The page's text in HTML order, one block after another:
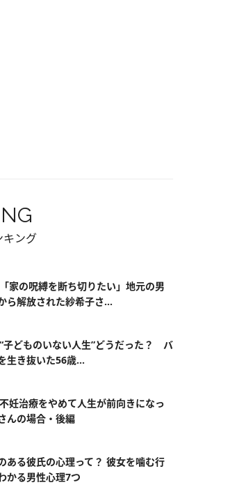
キング
「家の呪縛を断ち切りたい」地元の男
ら解放された紗希子さ...
“子どものいない人生”どうだった？ バ
生き抜いた56歳...
不妊治療をやめて人生が前向きになっ
んの場合・後編
ある彼氏の心理って？ 彼女を噛む行
かる男性心理7つ